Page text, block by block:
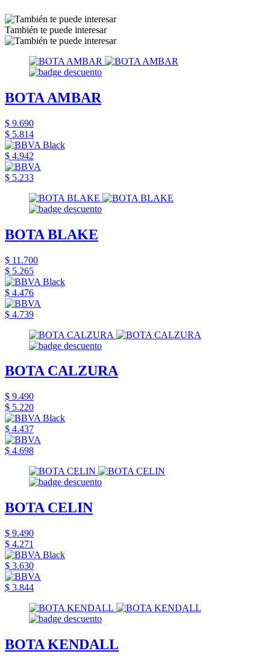
También te puede interesar
BOTA AMBAR
$ 9.690
$ 5.814
$ 4.942
$ 5.233
BOTA BLAKE
$ 11.700
$ 5.265
$ 4.476
$ 4.739
BOTA CALZURA
$ 9.490
$ 5.220
$ 4.437
$ 4.698
BOTA CELIN
$ 9.490
$ 4.271
$ 3.630
$ 3.844
BOTA KENDALL